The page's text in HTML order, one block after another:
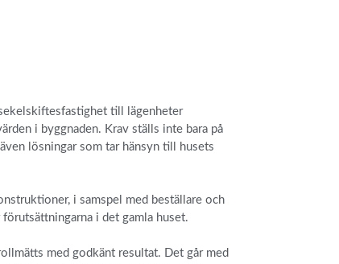
till lägenheter
i byggnaden. Krav ställs inte bara på
lösningar som tar hänsyn till husets
i samspel med beställare och
i det gamla huset.
med godkänt resultat. Det går med